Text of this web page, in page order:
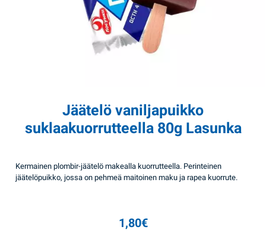
Jäätelö vaniljapuikko
suklaakuorrutteella 80g Lasunka
Kermainen plombir-jäätelö makealla kuorrutteella. Perinteinen
jäätelöpuikko, jossa on pehmeä maitoinen maku ja rapea kuorrute.
1,80€